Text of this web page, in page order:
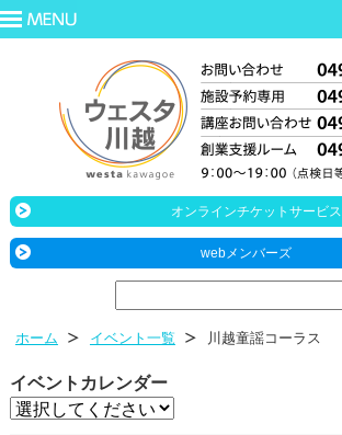
オンラインチケットサービス
webメンバーズ
ホーム イベント一覧 川越童謡コーラス
イベントカレンダー